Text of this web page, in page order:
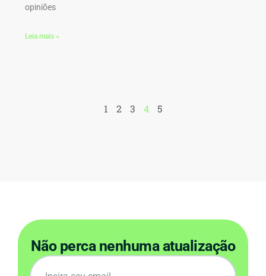
opiniões
Leia mais »
1 2 3 4 5
Não perca nenhuma atualização